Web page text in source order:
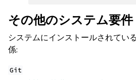
その他のシステム要件
システムにインストールされてい
係:
Git